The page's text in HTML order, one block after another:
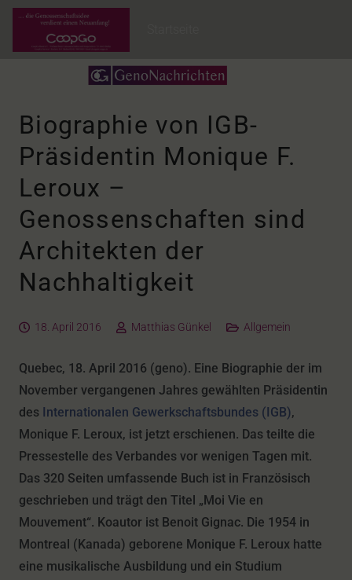
Biographie von IGB-
Präsidentin Monique F.
Leroux –
Genossenschaften sind
Architekten der
Nachhaltigkeit
18. April 2016 Matthias Günkel Allgemein
Quebec, 18. April 2016 (geno). Eine Biographie der im
November vergangenen Jahres gewählten Präsidentin
des Internationalen Gewerkschaftsbundes (IGB),
Monique F. Leroux, ist jetzt erschienen. Das teilte die
Pressestelle des Verbandes vor wenigen Tagen mit.
Das 320 Seiten umfassende Buch ist in Französisch
geschrieben und trägt den Titel „Moi Vie en
Mouvement“. Koautor ist Benoit Gignac. Die 1954 in
Montreal (Kanada) geborene Monique F. Leroux hatte
eine musikalische Ausbildung und ein Studium